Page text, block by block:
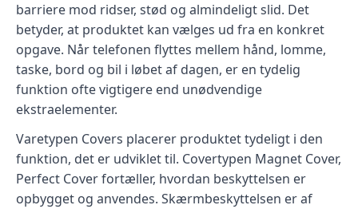
barriere mod ridser, stød og almindeligt slid. Det
betyder, at produktet kan vælges ud fra en konkret
opgave. Når telefonen flyttes mellem hånd, lomme,
taske, bord og bil i løbet af dagen, er en tydelig
funktion ofte vigtigere end unødvendige
ekstraelementer.
Varetypen Covers placerer produktet tydeligt i den
funktion, det er udviklet til. Covertypen Magnet Cover,
Perfect Cover fortæller, hvordan beskyttelsen er
opbygget og anvendes. Skærmbeskyttelsen er af